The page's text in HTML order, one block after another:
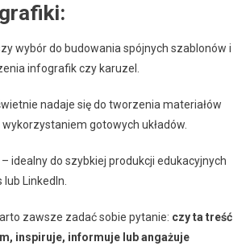
wybór do budowania spójnych szablonów i
infografik czy karuzel.
nadaje się do tworzenia materiałów
gotowych układów.
– idealny do szybkiej produkcji edukacyjnych
LinkedIn.
zawsze zadać sobie pytanie: czy ta treść
inspiruje, informuje lub angażuje